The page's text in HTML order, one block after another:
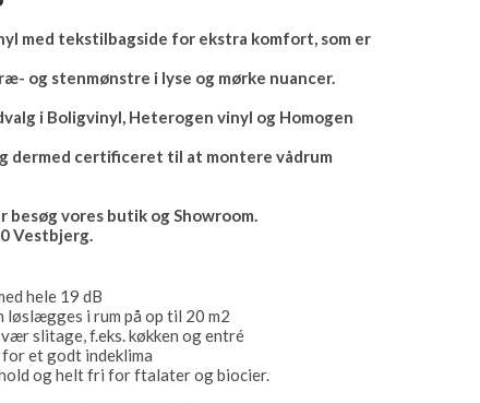
med tekstilbagside for ekstra komfort, som er
og stenmønstre i lyse og mørke nuancer.
i Boligvinyl, Heterogen vinyl og Homogen
dermed certificeret til at montere vådrum
vores butik og Showroom.
Vestbjerg.
hele 19 dB
løslægges i rum på op til 20 m2
slitage, f.eks. køkken og entré
et godt indeklima
og helt fri for ftalater og biocier.